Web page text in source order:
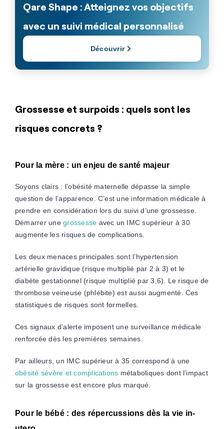
Qare Shape : Atteignez vos objectifs
avec un suivi médical personnalisé
Découvrir
Grossesse et surpoids : quels sont les
risques concrets ?
Pour la mère : un enjeu de santé majeur
Soyons clairs : l’obésité maternelle dépasse la simple
question de l’apparence. C’est une information médicale à
prendre en considération lors du suivi d’une grossesse.
Démarrer unegrossesse avec un IMC supérieur à 30
augmente les risques de complications.
Les deux menaces principales sont l’hypertension
artérielle gravidique (risque multiplié par 2 à 3) et le
diabète gestationnel (risque multiplié par 3,6). Le risque de
thrombose veineuse (phlébite) est aussi augmenté. Ces
statistiques de risques sont formelles.
Ces signaux d’alerte imposent une surveillance médicale
renforcée dès les premières semaines.
Par ailleurs, un IMC supérieur à 35 correspond à une
obésité sévère et complications métaboliques dont l’impact
sur la grossesse est encore plus marqué.
Pour le bébé : des répercussions dès la vie in-